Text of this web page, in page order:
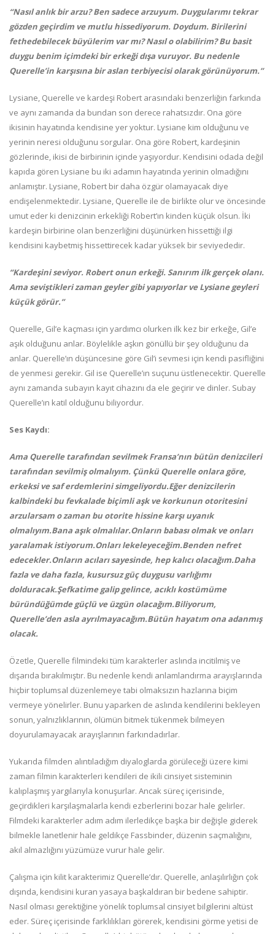
“Nasıl anlık bir arzu? Ben sadece arzuyum. Duygularımı tekrar
gözden geçirdim ve mutlu hissediyorum. Doydum. Birilerini
fethedebilecek büyülerim var mı? Nasıl o olabilirim? Bu basit
duygu benim içimdeki bir erkeği dışa vuruyor. Bu nedenle
Querelle’in karşısına bir aslan terbiyecisi olarak görünüyorum.”
Lysiane, Querelle ve kardeşi Robert arasındaki benzerliğin farkında
ve aynı zamanda da bundan son derece rahatsızdır. Ona göre
ikisinin hayatında kendisine yer yoktur. Lysiane kim olduğunu ve
yerinin neresi olduğunu sorgular. Ona göre Robert, kardeşinin
gözlerinde, ikisi de birbirinin içinde yaşıyordur. Kendisini odada değil
kapıda gören Lysiane bu iki adamın hayatında yerinin olmadığını
anlamıştır. Lysiane, Robert bir daha özgür olamayacak diye
endişelenmektedir. Lysiane, Querelle ile de birlikte olur ve öncesinde
umut eder ki denizcinin erkekliği Robert’ın kinden küçük olsun. İki
kardeşin birbirine olan benzerliğini düşünürken hissettiği ilgi
kendisini kaybetmiş hissettirecek kadar yüksek bir seviyededir.
“Kardeşini seviyor. Robert onun erkeği. Sanırım ilk gerçek olanı.
Ama seviştikleri zaman geyler gibi yapıyorlar ve Lysiane geyleri
küçük görür.”
Querelle, Gil’e kaçması için yardımcı olurken ilk kez bir erkeğe, Gil’e
aşık olduğunu anlar. Böylelikle aşkın gönüllü bir şey olduğunu da
anlar. Querelle’ın düşüncesine göre Gil’i sevmesi için kendi pasifliğini
de yenmesi gerekir. Gil ise Querelle’ın suçunu üstlenecektir. Querelle
aynı zamanda subayın kayıt cihazını da ele geçirir ve dinler. Subay
Querelle’ın katil olduğunu biliyordur.
Ses Kaydı:
Ama Querelle tarafından sevilmek Fransa’nın bütün denizcileri
tarafından sevilmiş olmalıyım. Çünkü Querelle onlara göre,
erkeksi ve saf erdemlerini simgeliyordu.Eğer denizcilerin
kalbindeki bu fevkalade biçimli aşk ve korkunun otoritesini
arzularsam o zaman bu otorite hissine karşı uyanık
olmalıyım.Bana aşık olmalılar.Onların babası olmak ve onları
yaralamak istiyorum.Onları lekeleyeceğim.Benden nefret
edecekler.Onların acıları sayesinde, hep kalıcı olacağım.Daha
fazla ve daha fazla, kusursuz güç duygusu varlığımı
dolduracak.Şefkatime galip gelince, acıklı kostümüme
büründüğümde güçlü ve üzgün olacağım.Biliyorum,
Querelle’den asla ayrılmayacağım.Bütün hayatım ona adanmış
olacak.
Özetle, Querelle filmindeki tüm karakterler aslında incitilmiş ve
dışarıda bırakılmıştır. Bu nedenle kendi anlamlandırma arayışlarında
hiçbir toplumsal düzenlemeye tabi olmaksızın hazlarına biçim
vermeye yönelirler. Bunu yaparken de aslında kendilerini bekleyen
sonun, yalnızlıklarının, ölümün bitmek tükenmek bilmeyen
doyurulamayacak arayışlarının farkındadırlar.
Yukarıda filmden alıntıladığım diyaloglarda görüleceği üzere kimi
zaman filmin karakterleri kendileri de ikili cinsiyet sisteminin
kalıplaşmış yargılarıyla konuşurlar. Ancak süreç içerisinde,
geçirdikleri karşılaşmalarla kendi ezberlerini bozar hale gelirler.
Filmdeki karakterler adım adım ilerledikçe başka bir değişle giderek
bilmekle lanetlenir hale geldikçe Fassbinder, düzenin saçmalığını,
akıl almazlığını yüzümüze vurur hale gelir.
Çalışma için kilit karakterimiz Querelle’dır. Querelle, anlaşılırlığın çok
dışında, kendisini kuran yasaya başkaldıran bir bedene sahiptir.
Nasıl olması gerektiğine yönelik toplumsal cinsiyet bilgilerini altüst
eder. Süreç içerisinde farklılıkları görerek, kendisini görme yetisi de